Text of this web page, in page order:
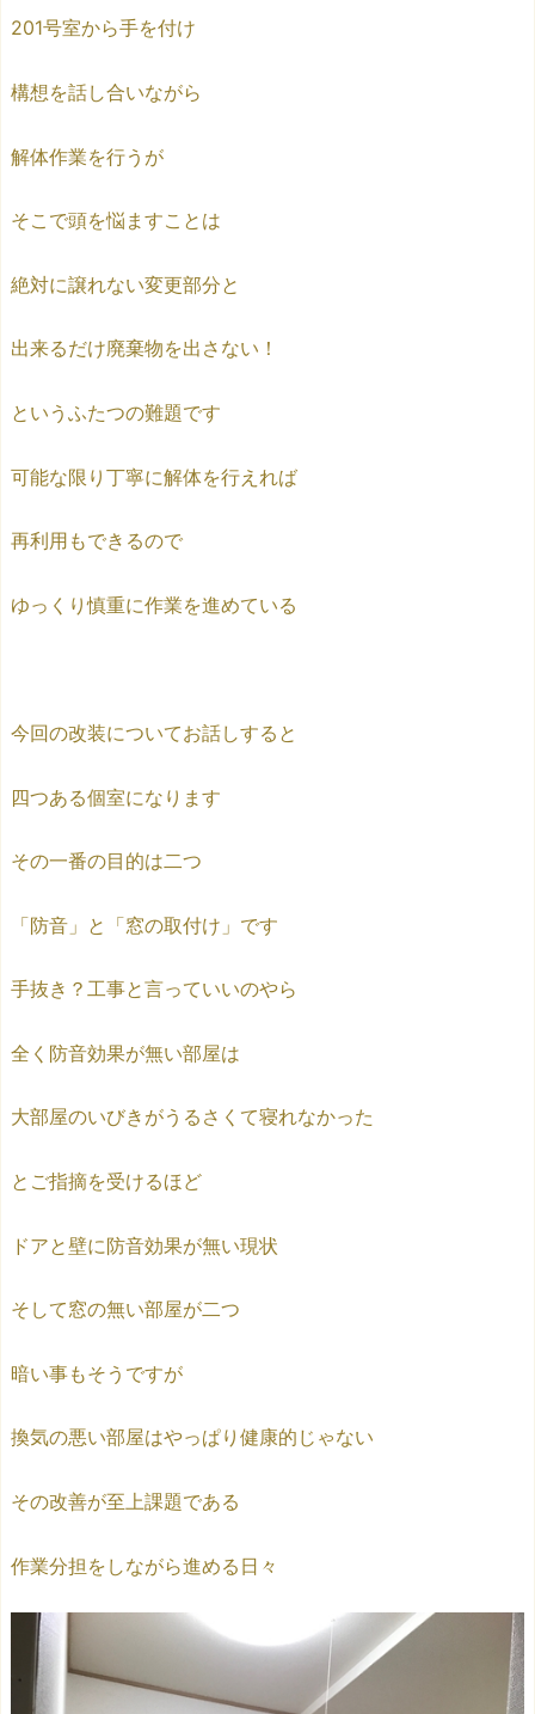
201号室から手を付け
構想を話し合いながら
解体作業を行うが
そこで頭を悩ますことは
絶対に譲れない変更部分と
出来るだけ廃棄物を出さない！
というふたつの難題です
可能な限り丁寧に解体を行えれば
再利用もできるので
ゆっくり慎重に作業を進めている
今回の改装についてお話しすると
四つある個室になります
その一番の目的は二つ
「防音」と「窓の取付け」です
手抜き？工事と言っていいのやら
全く防音効果が無い部屋は
大部屋のいびきがうるさくて寝れなかった
とご指摘を受けるほど
ドアと壁に防音効果が無い現状
そして窓の無い部屋が二つ
暗い事もそうですが
換気の悪い部屋はやっぱり健康的じゃない
その改善が至上課題である
作業分担をしながら進める日々